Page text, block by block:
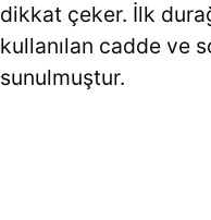
dikkat çeker. İlk
kullanılan cadde ve
sunulmuştur.